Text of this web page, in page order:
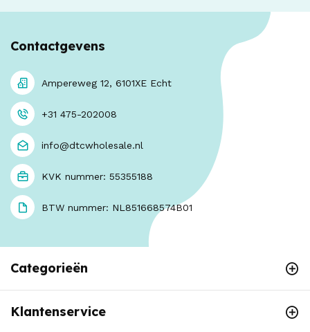
Contactgevens
Ampereweg 12, 6101XE Echt
+31 475-202008
info@dtcwholesale.nl
KVK nummer: 55355188
BTW nummer: NL851668574B01
Categorieën
Klantenservice